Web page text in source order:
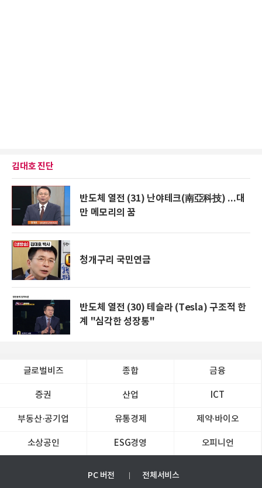
김대호 진단
반도체 열전 (31) 난야테크(南亞科技) ...대
만 메모리의 꿈
청개구리 국민연금
반도체 열전 (30) 테슬라 (Tesla) 구조적 한
계 "심각한 성장통"
글로벌비즈 종합 금융
증권 산업 ICT
부동산·공기업 유통경제 제약∙바이오
소상공인 ESG경영 오피니언
PC 버전 전체서비스